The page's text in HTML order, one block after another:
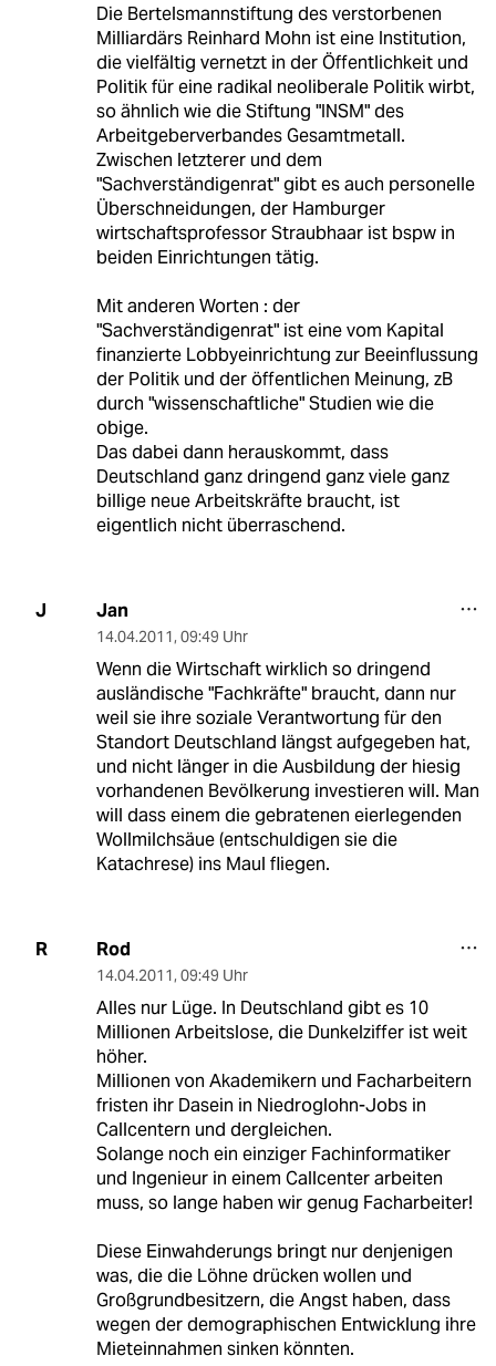
Die Bertelsmannstiftung des verstorbenen
Milliardärs Reinhard Mohn ist eine Institution,
die vielfältig vernetzt in der Öffentlichkeit und
Politik für eine radikal neoliberale Politik wirbt,
so ähnlich wie die Stiftung "INSM" des
Arbeitgeberverbandes Gesamtmetall.
Zwischen letzterer und dem
"Sachverständigenrat" gibt es auch personelle
Überschneidungen, der Hamburger
wirtschaftsprofessor Straubhaar ist bspw in
beiden Einrichtungen tätig.
Mit anderen Worten : der
"Sachverständigenrat" ist eine vom Kapital
finanzierte Lobbyeinrichtung zur Beeinflussung
der Politik und der öffentlichen Meinung, zB
durch "wissenschaftliche" Studien wie die
obige.
Das dabei dann herauskommt, dass
Deutschland ganz dringend ganz viele ganz
billige neue Arbeitskräfte braucht, ist
eigentlich nicht überraschend.
J Jan
14.04.2011, 09:49 Uhr
Wenn die Wirtschaft wirklich so dringend
ausländische "Fachkräfte" braucht, dann nur
weil sie ihre soziale Verantwortung für den
Standort Deutschland längst aufgegeben hat,
und nicht länger in die Ausbildung der hiesig
vorhandenen Bevölkerung investieren will. Man
will dass einem die gebratenen eierlegenden
Wollmilchsäue (entschuldigen sie die
Katachrese) ins Maul fliegen.
R Rod
14.04.2011, 09:49 Uhr
Alles nur Lüge. In Deutschland gibt es 10
Millionen Arbeitslose, die Dunkelziffer ist weit
höher.
Millionen von Akademikern und Facharbeitern
fristen ihr Dasein in Niedroglohn-Jobs in
Callcentern und dergleichen.
Solange noch ein einziger Fachinformatiker
und Ingenieur in einem Callcenter arbeiten
muss, so lange haben wir genug Facharbeiter!
Diese Einwahderungs bringt nur denjenigen
was, die die Löhne drücken wollen und
Großgrundbesitzern, die Angst haben, dass
wegen der demographischen Entwicklung ihre
Mieteinnahmen sinken könnten.